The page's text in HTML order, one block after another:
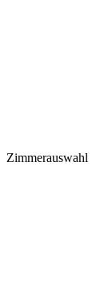
Zimmerauswahl